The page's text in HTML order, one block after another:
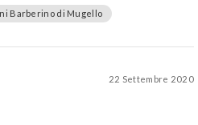
Barberino di Mugello
22 Settembre 2020